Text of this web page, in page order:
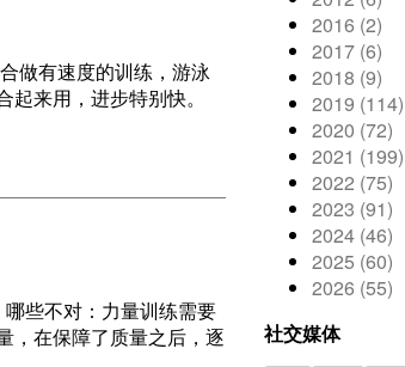
做有速度的训练，游泳
来用，进步特别快。
些不对：力量训练需要
，在保障了质量之后，逐
2016 (2)
2017 (6)
2018 (9)
2019 (114)
2020 (72)
2021 (199)
2022 (75)
2023 (91)
2024 (46)
2025 (60)
2026 (55)
社交媒体